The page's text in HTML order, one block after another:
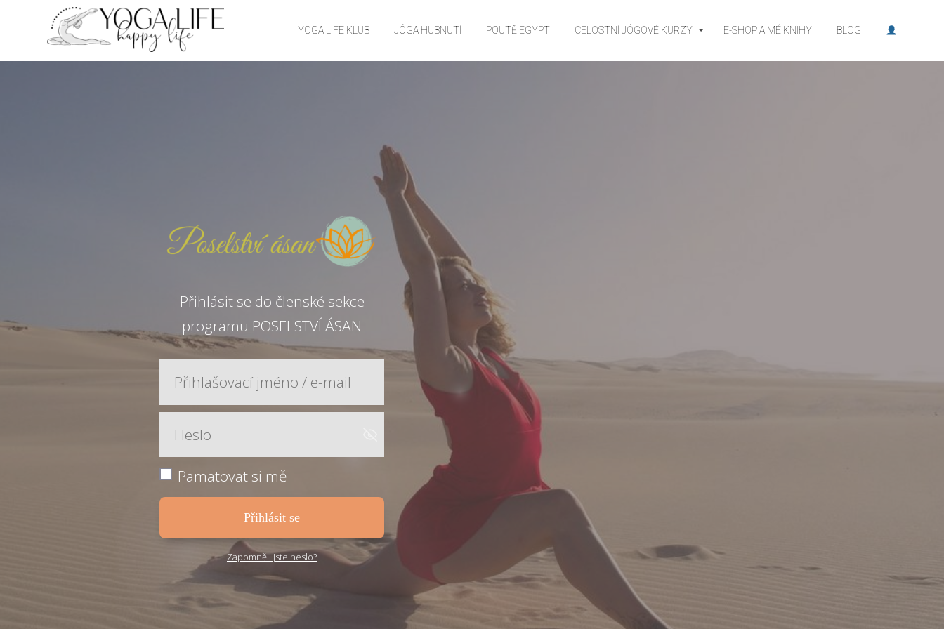
YOGA LIFE KLUB JÓGA HUBNUTÍ POUTĚ EGYPT CELOSTNÍ JÓGOVÉ KURZY E-SHOP A MÉ KNIHY BLOG
Přihlásit se do členské sekce
programu POSELSTVÍ ÁSAN
Pamatovat si mě
Přihlásit se
Zapomněli jste heslo?